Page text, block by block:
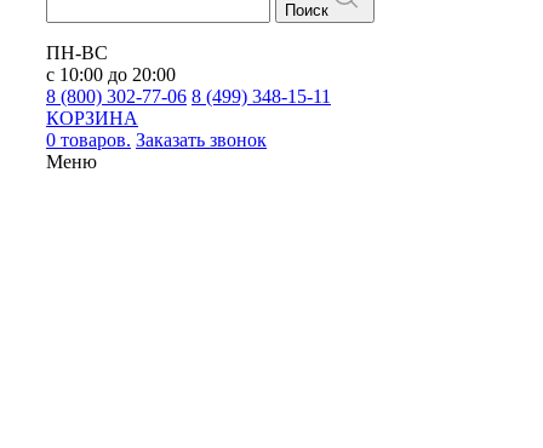
Поиск
ПН-ВС
с 10:00 до 20:00
8 (800) 302-77-06 8 (499) 348-15-11
КОРЗИНА
0 товаров. Заказать звонок
Меню